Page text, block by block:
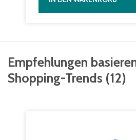
Empfehlungen
Shopping-Trends (12)